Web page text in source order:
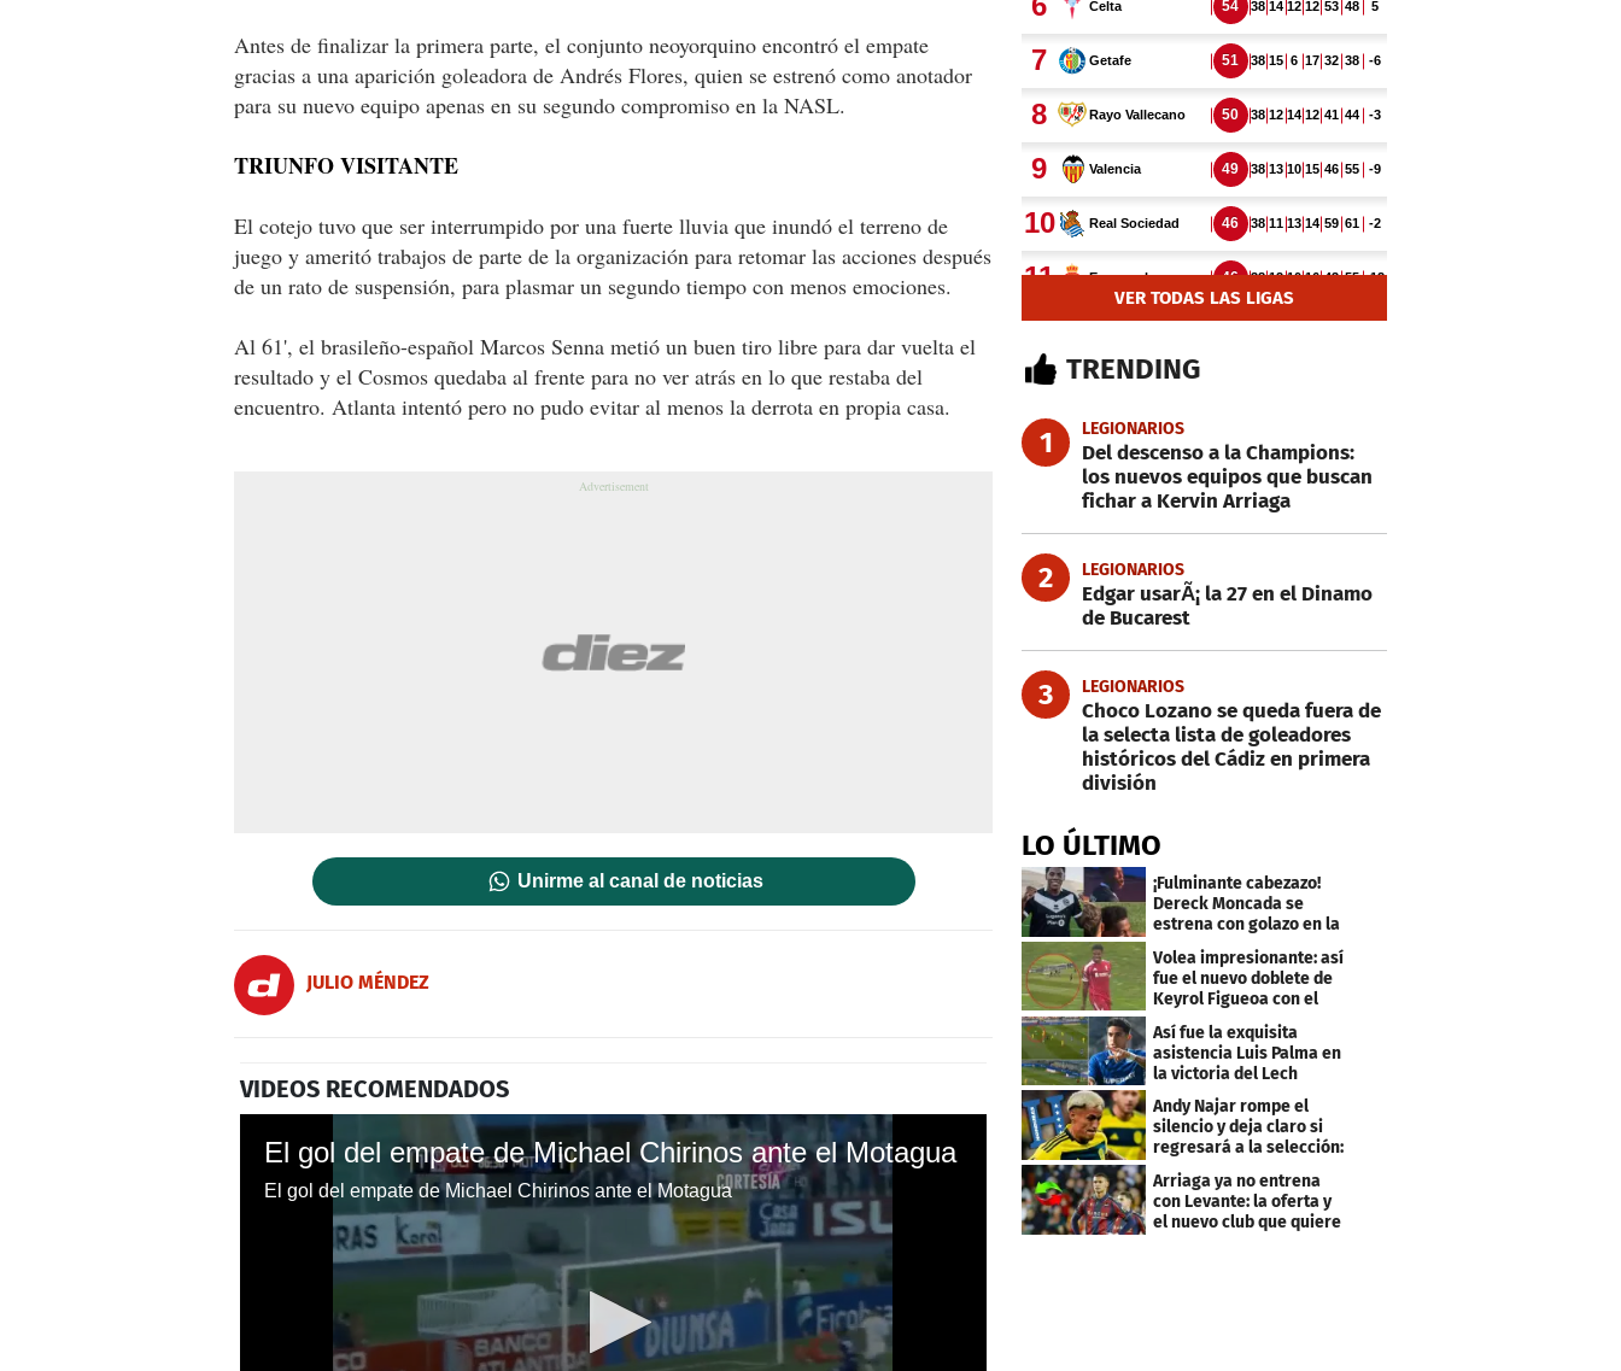
Antes de finalizar la primera parte, el conjunto neoyorquino encontró el empate
gracias a una aparición goleadora de Andrés Flores, quien se estrenó como anotador
para su nuevo equipo apenas en su segundo compromiso en la NASL.
TRIUNFO VISITANTE
El cotejo tuvo que ser interrumpido por una fuerte lluvia que inundó el terreno de
juego y ameritó trabajos de parte de la organización para retomar las acciones después
de un rato de suspensión, para plasmar un segundo tiempo con menos emociones.
Al 61', el brasileño-español Marcos Senna metió un buen tiro libre para dar vuelta el
resultado y el Cosmos quedaba al frente para no ver atrás en lo que restaba del
encuentro. Atlanta intentó pero no pudo evitar al menos la derrota en propia casa.
Unirme al canal de noticias
JULIO MÉNDEZ
VIDEOS RECOMENDADOS
El gol del empate de Michael Chirinos ante el Motagua
El gol del empate de Michael Chirinos ante el Motagua
VER TODAS LAS LIGAS
TRENDING
1 LEGIONARIOS
Del descenso a la Champions:
los nuevos equipos que buscan
fichar a Kervin Arriaga
2 LEGIONARIOS
Edgar usarÃ¡ la 27 en el Dinamo
de Bucarest
3 LEGIONARIOS
Choco Lozano se queda fuera de
la selecta lista de goleadores
históricos del Cádiz en primera
división
LO ÚLTIMO
¡Fulminante cabezazo!
Dereck Moncada se
estrena con golazo en la
Liga de Suiza
Volea impresionante: así
fue el nuevo doblete de
Keyrol Figueoa con el
Liverpool
Así fue la exquisita
asistencia Luis Palma en
la victoria del Lech
Poznán
Andy Najar rompe el
silencio y deja claro si
regresará a la selección:
"Firme..."
Arriaga ya no entrena
con Levante: la oferta y
el nuevo club que quiere